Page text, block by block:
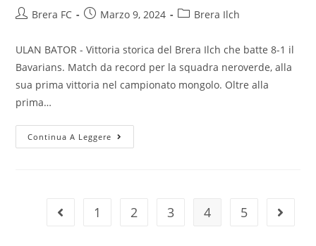
Brera FC Marzo 9, 2024 Brera Ilch
ULAN BATOR - Vittoria storica del Brera Ilch che batte 8-1 il
Bavarians. Match da record per la squadra neroverde, alla
sua prima vittoria nel campionato mongolo. Oltre alla
prima…
Continua A Leggere
1 2 3 4 5